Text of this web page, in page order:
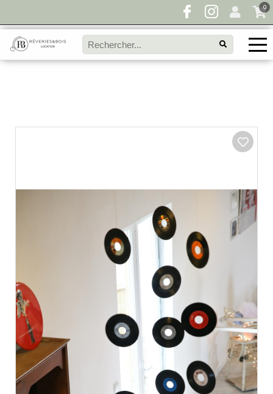
0
Pour toute demande de disponibilité, remplissez